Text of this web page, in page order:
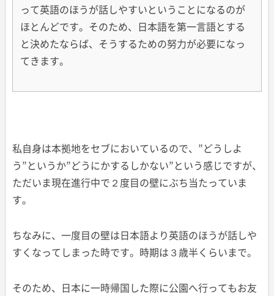
って英語のほうが話しやすいということになるのが
ほとんどです。そのため、日本語を第一言語とする
と決めたならば、そうするための努力が必要になっ
てきます。
私自身は本拠地をセブにおいているので、”どうしよ
う”というか”どうにかするしかない”という感じですが、
ただいま現在進行中で２度目の壁にぶち当たっていま
す。
ちなみに、一度目の壁は日本語より英語のほうが話しや
すくなってしまった時です。時期は３歳半くらいまで。
そのため、日本に一時帰国した際に公園へ行ってもお友